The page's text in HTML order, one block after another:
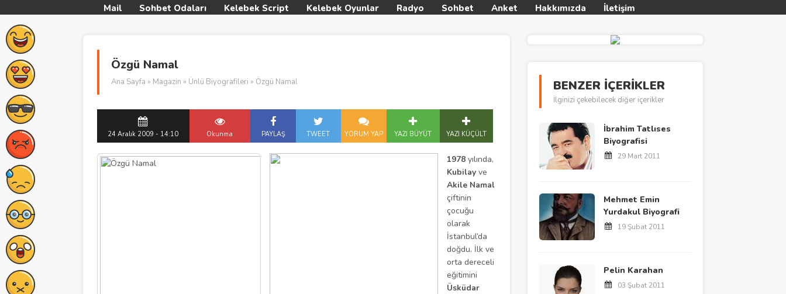
Mail Sohbet Odaları Kelebek Script Kelebek Oyunlar Radyo Sohbet Anket Hakkımızda İletişim
Özgü Namal
Ana Sayfa » Magazin » Ünlü Biyografileri » Özgü Namal
24 Aralık 2009 - 14:10 Okunma PAYLAŞ TWEET YORUM YAP YAZI BÜYÜT YAZI KÜÇÜLT
1978 yılında,
Kubilay ve
Akile Namal
çiftinin
çocuğu
olarak
İstanbul’da
doğdu. İlk ve
orta dereceli
eğitimini
Üsküdar
BENZER İÇERİKLER
İlginizi çekebilecek diğer içerikler
İbrahim Tatlıses
Biyografisi
29 Mart 2011
Mehmet Emin
Yurdakul Biyografi
19 Şubat 2011
Pelin Karahan
03 Şubat 2011